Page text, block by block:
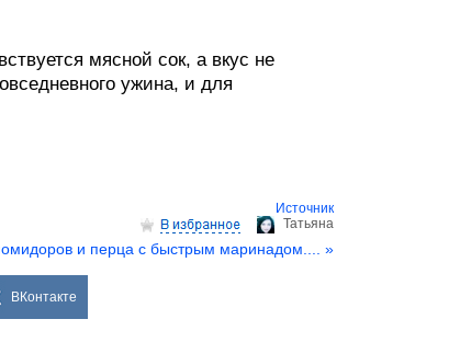
мясной сок, а вкус не
ужина, и для
Источник
Татьяна
и перца с быстрым маринадом.... »
ВКонтакте